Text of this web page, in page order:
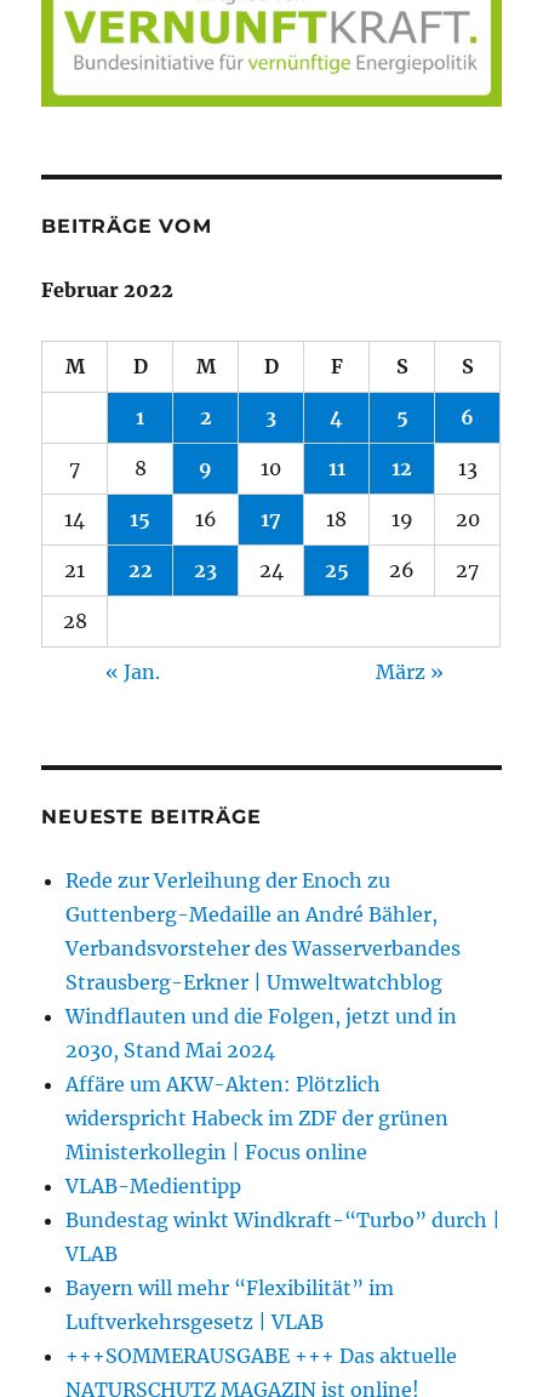
BEITRÄGE VOM
Februar 2022
M D M D F S S
1 2 3 4 5 6
7 8 9 10 11 12 13
14 15 16 17 18 19 20
21 22 23 24 25 26 27
28
« Jan. März »
NEUESTE BEITRÄGE
Rede zur Verleihung der Enoch zu
Guttenberg-Medaille an André Bähler,
Verbandsvorsteher des Wasserverbandes
Strausberg-Erkner | Umweltwatchblog
Windflauten und die Folgen, jetzt und in
2030, Stand Mai 2024
Affäre um AKW-Akten: Plötzlich
widerspricht Habeck im ZDF der grünen
Ministerkollegin | Focus online
VLAB-Medientipp
Bundestag winkt Windkraft-“Turbo” durch |
VLAB
Bayern will mehr “Flexibilität” im
Luftverkehrsgesetz | VLAB
+++SOMMERAUSGABE +++ Das aktuelle
NATURSCHUTZ MAGAZIN ist online!